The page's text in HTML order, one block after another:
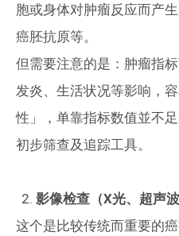
胞或身体对肿瘤反应而产
癌胚抗原等。
但需要注意的是：肿瘤指
发炎、生活状况等影响，
性」，单靠指标数值並不
初步筛查及追踪工具。
影像检查（X光、超声波
这个是比较传统而重要的